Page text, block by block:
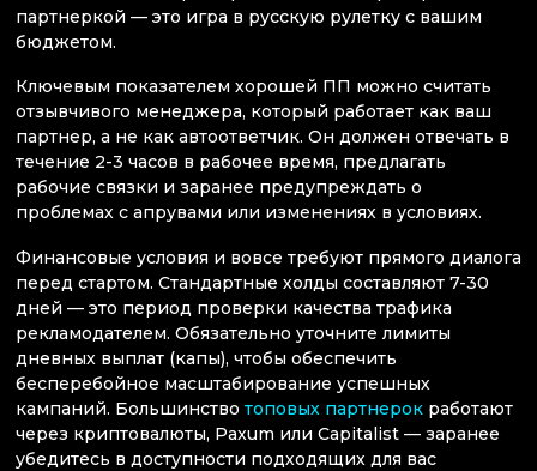
партнеркой — это игра в русскую рулетку с вашим
бюджетом.
Ключевым показателем хорошей ПП можно считать
отзывчивого менеджера, который работает как ваш
партнер, а не как автоответчик. Он должен отвечать в
течение 2-3 часов в рабочее время, предлагать
рабочие связки и заранее предупреждать о
проблемах с апрувами или изменениях в условиях.
Финансовые условия и вовсе требуют прямого диалога
перед стартом. Стандартные холды составляют 7-30
дней — это период проверки качества трафика
рекламодателем. Обязательно уточните лимиты
дневных выплат (капы), чтобы обеспечить
бесперебойное масштабирование успешных
кампаний. Большинство топовых партнерок работают
через криптовалюты, Paxum или Capitalist — заранее
убедитесь в доступности подходящих для вас